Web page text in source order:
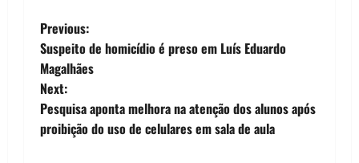
P
o
s
t
Previous:
Suspeito de homicídio é preso em Luís Eduardo
Magalhães
Next:
Pesquisa aponta melhora na atenção dos alunos após
proibição do uso de celulares em sala de aula